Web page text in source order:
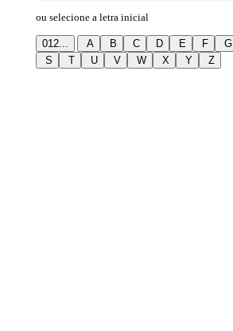
ou selecione a letra inicial